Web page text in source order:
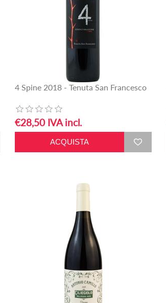
4 Spine 2018 - Tenuta San Francesco
€28,50 IVA incl.